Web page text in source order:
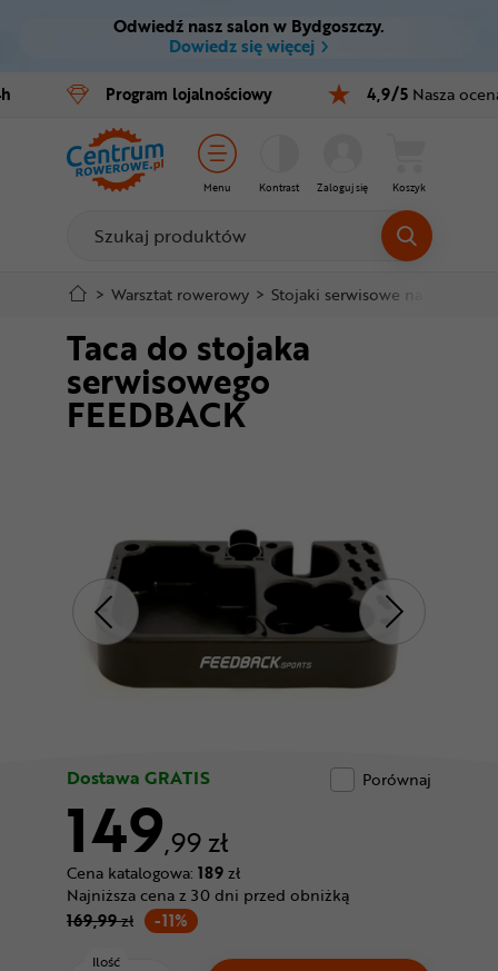
Ctrl M
Menu główne
Informacje o produkcie
Do koszyka
Szczegółowe informacje
Stopka
Mapa strony
Odwiedź nasz salon w Bydgoszczy.
Dowiedz się więcej
Program lojalnościowy 4,9/5 Nasza
Menu Kontrast Zaloguj się Koszyk
Rowery
E-bike
Części
Akcesoria
Odzież
Kaski
Buty
Nowości
Superoferta
> Warsztat rowerowy > Stojaki serwisowe na rower
Taca do stojaka
serwisowego
FEEDBACK
Dostawa GRATIS Porównaj
149,99 zł
Cena katalogowa: 189zł
-11%
Najniższa cena z 30 dni przed obniżką
169,99zł
Ilość